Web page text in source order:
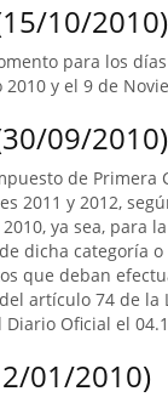
10/2010)
para los
y el 9 de
09/2010)
de Primera
2011 y 2012,
ya sea, para
dicha categoría o
que deban
artículo 74 de la
Oficial el
01/2010)